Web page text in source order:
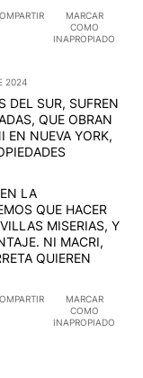
MARCAR
COMO
INAPROPIADO
2024
DEL SUR, SUFREN
QUE OBRAN
EN NUEVA YORK,
LA
QUE HACER
MISERIAS, Y
NI MACRI,
QUIEREN
MARCAR
COMO
INAPROPIADO